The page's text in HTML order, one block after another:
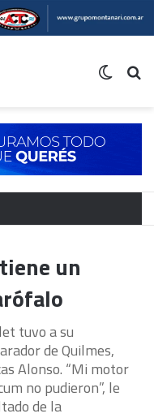
un
tuvo a su
de Quilmes,
Alonso. “Mi motor
no pudieron”, le
de la